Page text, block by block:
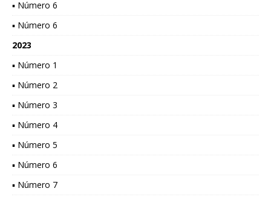
▪ Número 6
▪ Número 6
2023
▪ Número 1
▪ Número 2
▪ Número 3
▪ Número 4
▪ Número 5
▪ Número 6
▪ Número 7